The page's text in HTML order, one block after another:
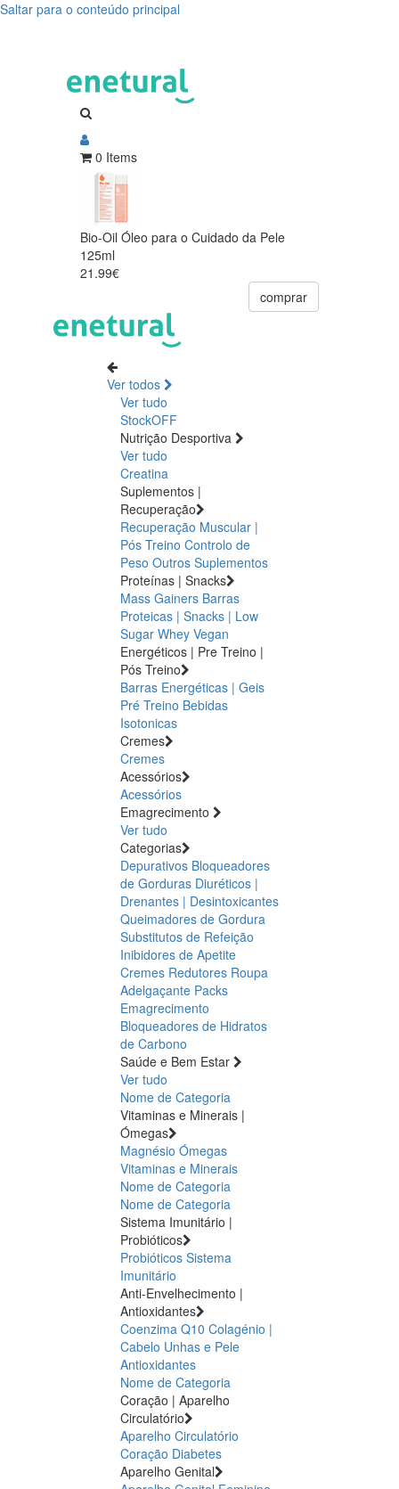
Saltar para o conteúdo principal
0 Items
Bio-Oil Óleo para o Cuidado da Pele
125ml
21.99€
comprar
Ver todos
Ver tudo
StockOFF
Nutrição Desportiva
Ver tudo
Creatina
Suplementos |
Recuperação
Recuperação Muscular |
Pós Treino Controlo de
Peso Outros Suplementos
Proteínas | Snacks
Mass Gainers Barras
Proteicas | Snacks | Low
Sugar Whey Vegan
Energéticos | Pre Treino |
Pós Treino
Barras Energéticas | Geis
Pré Treino Bebidas
Isotonicas
Cremes
Cremes
Acessórios
Acessórios
Emagrecimento
Ver tudo
Categorias
Depurativos Bloqueadores
de Gorduras Diuréticos |
Drenantes | Desintoxicantes
Queimadores de Gordura
Substitutos de Refeição
Inibidores de Apetite
Cremes Redutores Roupa
Adelgaçante Packs
Emagrecimento
Bloqueadores de Hidratos
de Carbono
Saúde e Bem Estar
Ver tudo
Nome de Categoria
Vitaminas e Minerais |
Ómegas
Magnésio Ómegas
Vitaminas e Minerais
Nome de Categoria
Nome de Categoria
Sistema Imunitário |
Probióticos
Probióticos Sistema
Imunitário
Anti-Envelhecimento |
Antioxidantes
Coenzima Q10 Colagénio |
Cabelo Unhas e Pele
Antioxidantes
Nome de Categoria
Coração | Aparelho
Circulatório
Aparelho Circulatório
Coração Diabetes
Aparelho Genital